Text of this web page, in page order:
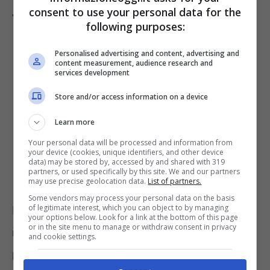
validità delle precedenti ricerche.
I ricercatori, inoltre, affermano che lo studio
necessità di un’ulteriore ricerca, con tempi
più lunghi, in quanto i cambiamento nella
consent to use your personal data for the
following purposes:
Personalised advertising and content, advertising and
content measurement, audience research and
services development
Store and/or access information on a device
Learn more
Your personal data will be processed and information from
your device (cookies, unique identifiers, and other device
data) may be stored by, accessed by and shared with 319
partners, or used specifically by this site. We and our partners
may use precise geolocation data. List of partners.
Some vendors may process your personal data on the basis
of legitimate interest, which you can object to by managing
your options below. Look for a link at the bottom of this page
or in the site menu to manage or withdraw consent in privacy
and cookie settings.